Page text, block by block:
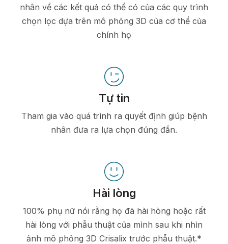
nhân về các kết quả có thể có của các quy trình
chọn lọc dựa trên mô phỏng 3D của cơ thể của
chính họ
Tự tin
Tham gia vào quá trình ra quyết định giúp bệnh
nhân đưa ra lựa chọn đúng đắn.
Hài lòng
100% phụ nữ nói rằng họ đã hài hòng hoặc rất
hài lòng với phẫu thuật của mình sau khi nhìn
ảnh mô phỏng 3D Crisalix trước phẫu thuật.*